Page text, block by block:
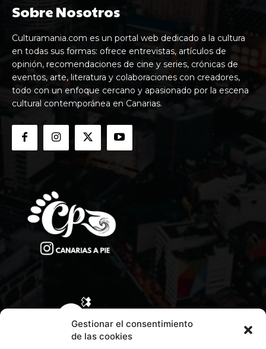
Gestionar el consentimiento
de las cookies
Sobre Nosotros
Culturamania.com es un portal web dedicado a la cultura
en todas sus formas: ofrece entrevistas, artículos de
opinión, recomendaciones de cine y series, crónicas de
eventos, arte, literatura y colaboraciones con creadores,
todo con un enfoque cercano y apasionado por la escena
cultural contemporánea en Canarias.